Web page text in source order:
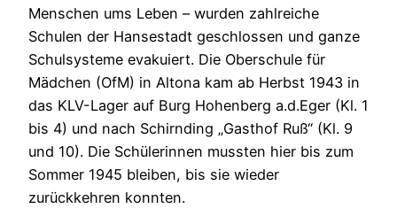
Menschen ums Leben – wurden zahlreiche
Schulen der Hansestadt geschlossen und ganze
Schulsysteme evakuiert. Die Oberschule für
Mädchen (OfM) in Altona kam ab Herbst 1943 in
das KLV-Lager auf Burg Hohenberg a.d.Eger (Kl. 1
bis 4) und nach Schirnding „Gasthof Ruß“ (Kl. 9
und 10). Die Schülerinnen mussten hier bis zum
Sommer 1945 bleiben, bis sie wieder
zurückkehren konnten.